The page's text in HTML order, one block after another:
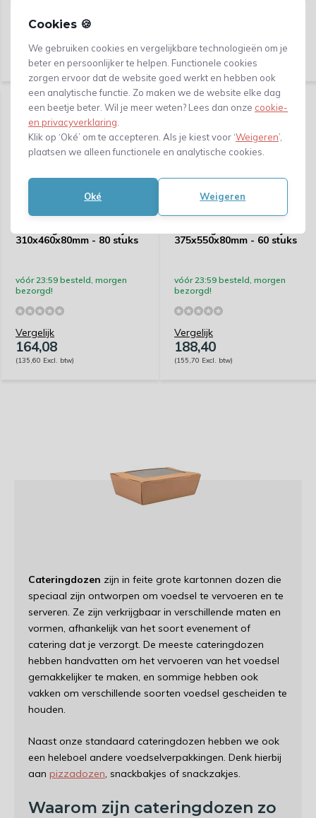
Cookies 🍪
We gebruiken cookies en vergelijkbare technologieën om je
beter en persoonlijker te helpen. Functionele cookies
zorgen ervoor dat de website goed werkt en hebben ook
een analytische functie. Zo maken we de website elke dag
een beetje beter. Wil je meer weten? Lees dan onze cookie-
en privacyverklaring
Klik op ‘Oké’ om te accepteren. Als je kiest voor ‘Weigeren’,
plaatsen we alleen functionele en analytische cookies.
Oké Weigeren
139,63
(115,40 Excl. btw)
185,67
(153,45 Excl. btw)
310x460x80mm - 80 stuks
vóór 23:59 besteld, morgen
bezorgd!
Vergelijk
164,08
(135,60 Excl. btw)
375x550x80mm - 60 stuks
vóór 23:59 besteld, morgen
bezorgd!
Vergelijk
188,40
(155,70 Excl. btw)
Cateringdozen zijn in feite grote kartonnen dozen die
speciaal zijn ontworpen om voedsel te vervoeren en te
serveren. Ze zijn verkrijgbaar in verschillende maten en
vormen, afhankelijk van het soort evenement of
catering dat je verzorgt. De meeste cateringdozen
hebben handvatten om het vervoeren van het voedsel
gemakkelijker te maken, en sommige hebben ook
vakken om verschillende soorten voedsel gescheiden te
houden.
Naast onze standaard cateringdozen hebben we ook
een heleboel andere voedselverpakkingen. Denk hierbij
aan pizzadozen, snackbakjes of snackzakjes.
Waarom zijn cateringdozen zo